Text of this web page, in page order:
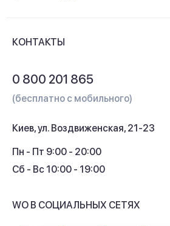
Контакты
Кэшбек
КОНТАКТЫ
0 800 201 865
(бесплатно с мобильного)
Киев, ул. Воздвиженская, 21-23
Пн - Пт 9:00 - 20:00
Сб - Вс 10:00 - 19:00
WO В СОЦИАЛЬНЫХ СЕТЯХ